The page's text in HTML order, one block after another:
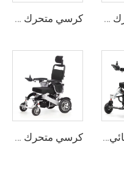
كرسي متحرك كهربائي خفيف الوزن قابل للطي كرسي متحرك كهربائي قابل للطي من سبائك الألومنيوم خفيف الوزن
كرسي كهربائي قابل للطي من سبيكة الألومنيوم كرسي متحرك كهربائي قابل للطي ومستند ذكي مصنوع من سبائك الألومنيوم